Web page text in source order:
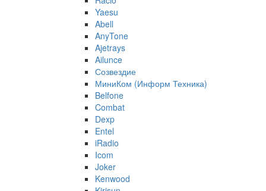
Yaesu
Abell
AnyTone
Ajetrays
Ailunce
Созвездие
МиниКом (Информ Техника)
Belfone
Combat
Dexp
Entel
iRadio
Icom
Joker
Kenwood